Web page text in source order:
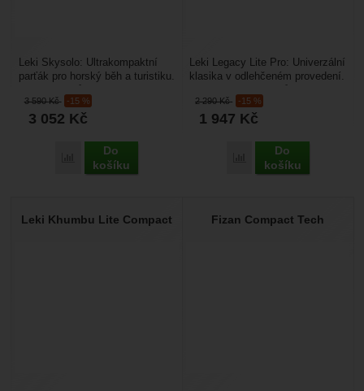
3 590Kč -15 %
3 052 Kč
Přidat 'Leki Skysolo' k porovnání
Do
košíku
Leki Skysolo: Ultrakompaktní
parťák pro horský běh a turistiku.
běžce a rychlé...
2 290Kč -15 %
1 947 Kč
Přidat 'Leki Legacy
Do
košíku
Leki Legacy Lite Pro: Univerzální
klasika v odlehčeném provedení.
sází...
Leki Khumbu Lite Compact Fizan Compact Tech